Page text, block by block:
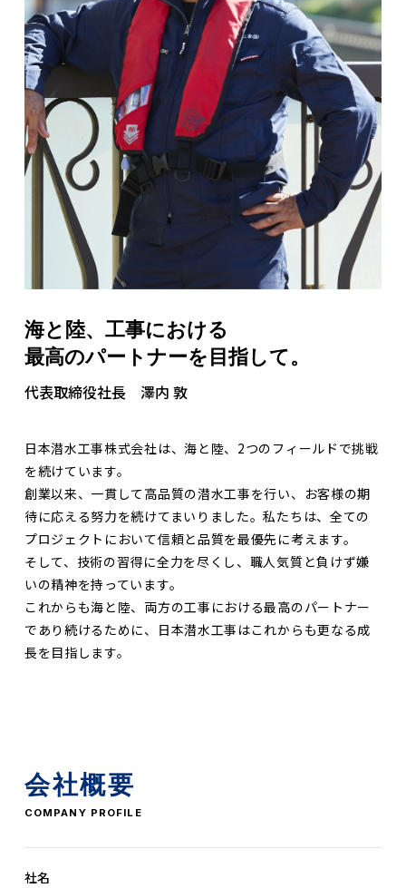
海と陸、 工事における
最高のパートナーを目指して。
代表取締役社長 澤内 敦
日本潜水工事株式会社は、海と陸、2つのフィールドで挑戦
を続けています。
創業以来、一貫して高品質の潜水工事を行い、お客様の期
待に応える努力を続けてまいりました。私たちは、全ての
プロジェクトにおいて信頼と品質を最優先に考えます。
そして、技術の習得に全力を尽くし、職人気質と負けず嫌
いの精神を持っています。
これからも海と陸、両方の工事における最高のパートナー
であり続けるために、日本潜水工事はこれからも更なる成
長を目指します。
会社概要
COMPANY PROFILE
社名